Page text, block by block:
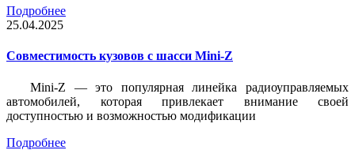
Подробнее
25.04.2025
Совместимость кузовов с шасси Mini-Z
Mini-Z — это популярная линейка радиоуправляемых
автомобилей, которая привлекает внимание своей
доступностью и возможностью модификации
Подробнее